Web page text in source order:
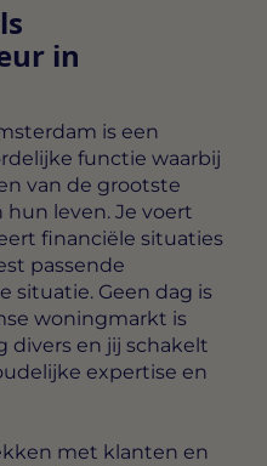
in
is een
functie waarbij
van de grootste
leven. Je voert
financiële situaties
passende
situatie. Geen dag is
woningmarkt is
divers en jij schakelt
expertise en
met klanten en